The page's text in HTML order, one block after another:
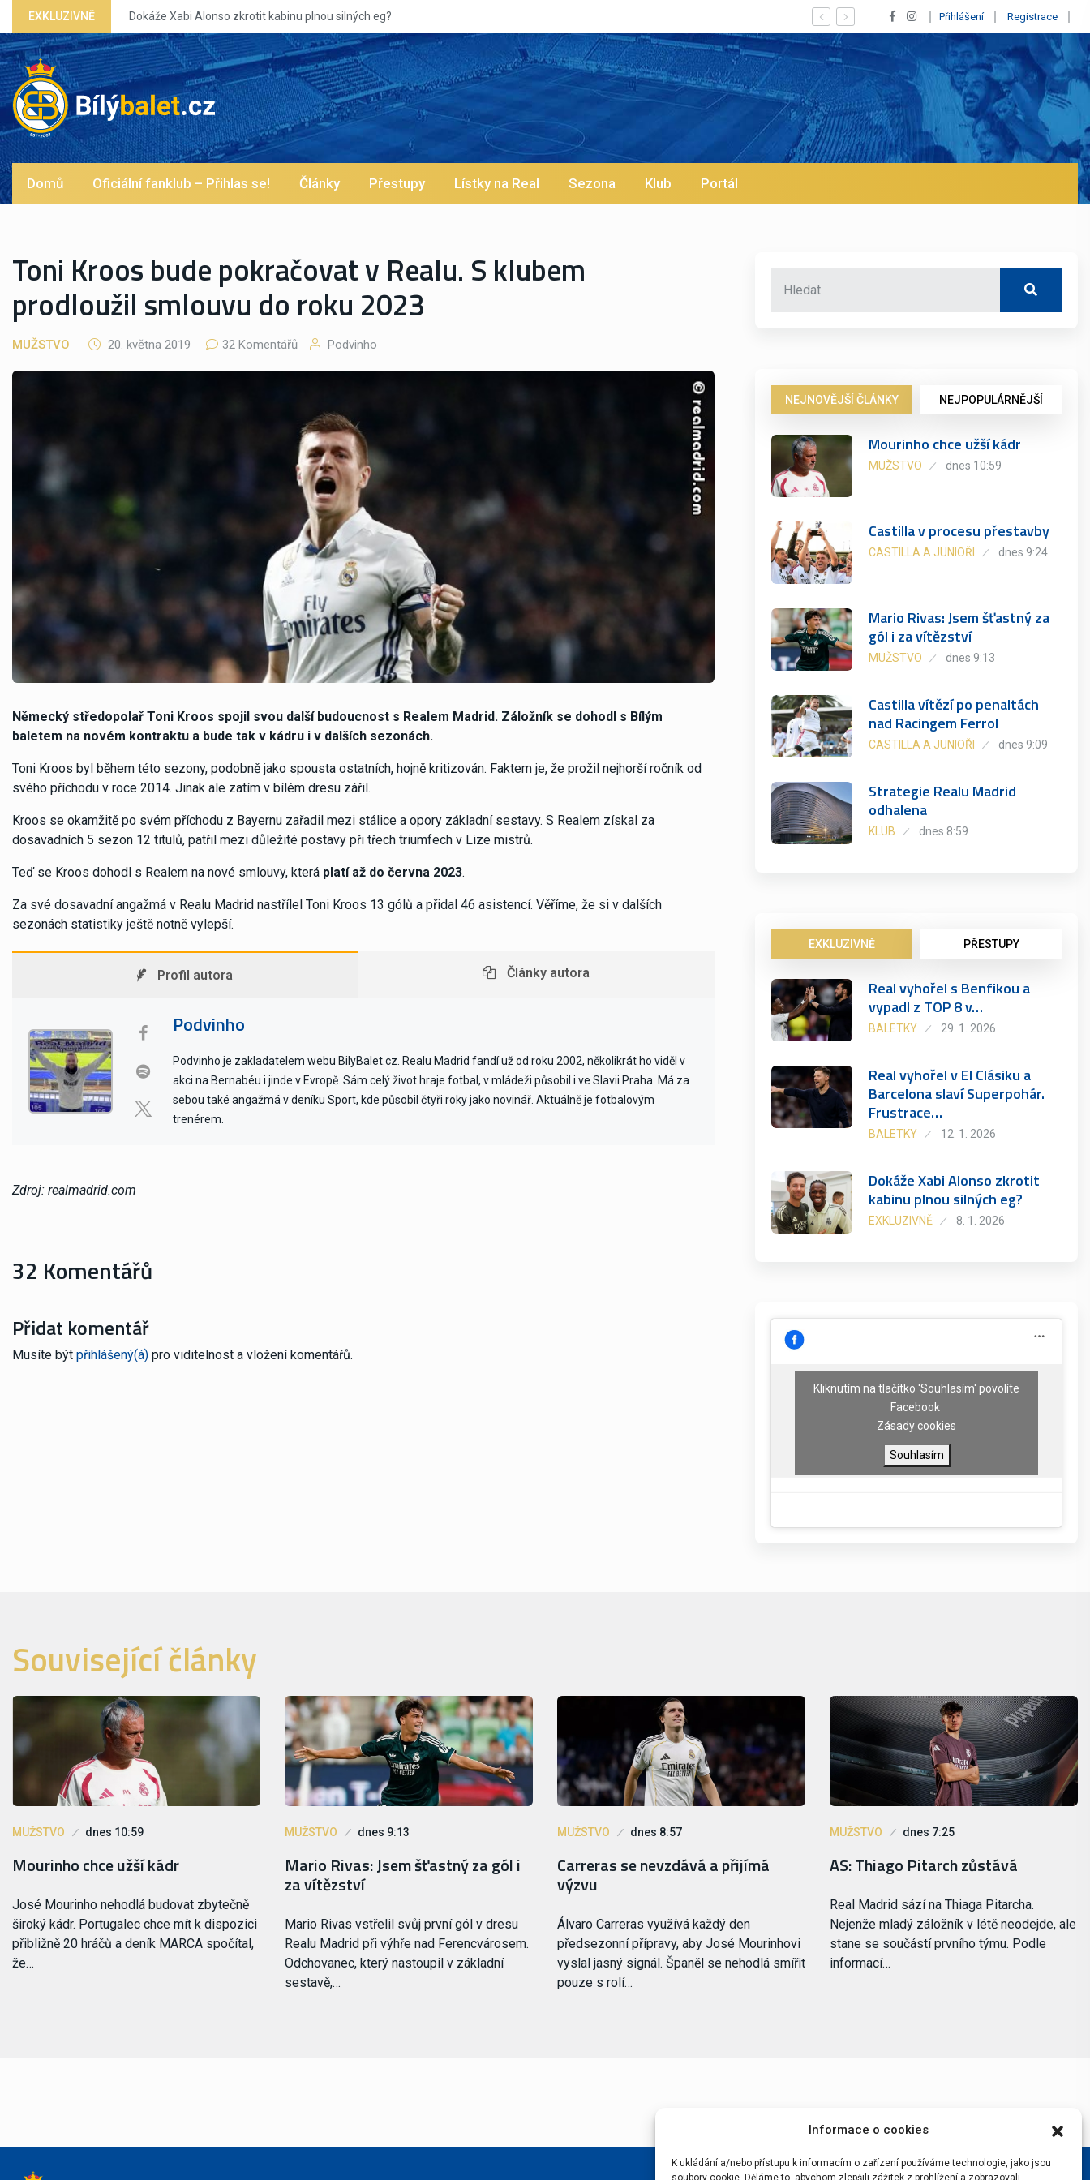
Informace o cookies
K ukládání a/nebo přístupu k informacím o zařízení používáme technologie, jako jsou
soubory cookie. Děláme to, abychom zlepšili zážitek z prohlížení a zobrazovali
EXKLUZIVNĚ
Dokáže Xabi Alonso zkrotit kabinu plnou silných eg? Vypískaný Vinícius! Blíží se jeho odchod z Realu a pustí se klub na
Přihlášení Registrace
Domů Oficiální fanklub – Přihlas se! Články Přestupy Lístky na Real Sezona Klub Portál
Toni Kroos bude pokračovat v Realu. S klubem
prodloužil smlouvu do roku 2023
MUŽSTVO 20. května 2019 32 Komentářů Podvinho
Německý středopolař Toni Kroos spojil svou další budoucnost s Realem Madrid. Záložník se dohodl s Bílým
baletem na novém kontraktu a bude tak v kádru i v dalších sezonách.
Toni Kroos byl během této sezony, podobně jako spousta ostatních, hojně kritizován. Faktem je, že prožil nejhorší ročník od
svého příchodu v roce 2014. Jinak ale zatím v bílém dresu zářil.
Kroos se okamžitě po svém příchodu z Bayernu zařadil mezi stálice a opory základní sestavy. S Realem získal za
dosavadních 5 sezon 12 titulů, patřil mezi důležité postavy při třech triumfech v Lize mistrů.
Teď se Kroos dohodl s Realem na nové smlouvy, která platí až do června 2023.
Za své dosavadní angažmá v Realu Madrid nastřílel Toni Kroos 13 gólů a přidal 46 asistencí. Věříme, že si v dalších
sezonách statistiky ještě notně vylepší.
Profil autora Články autora
Podvinho
Podvinho je zakladatelem webu BilyBalet.cz. Realu Madrid fandí už od roku 2002, několikrát ho viděl v
akci na Bernabéu i jinde v Evropě. Sám celý život hraje fotbal, v mládeži působil i ve Slavii Praha. Má za
sebou také angažmá v deníku Sport, kde působil čtyři roky jako novinář. Aktuálně je fotbalovým
trenérem.
Zdroj: realmadrid.com
32 Komentářů
Přidat komentář
Musíte být přihlášený(á) pro viditelnost a vložení komentářů.
NEJNOVĚJŠÍ ČLÁNKY NEJPOPULÁRNĚJŠÍ
Mourinho chce užší kádr
MUŽSTVO dnes 10:59
Castilla v procesu přestavby
CASTILLA A JUNIOŘI dnes 9:24
Mario Rivas: Jsem šťastný za
gól i za vítězství
MUŽSTVO dnes 9:13
Castilla vítězí po penaltách
nad Racingem Ferrol
CASTILLA A JUNIOŘI dnes 9:09
Strategie Realu Madrid
odhalena
KLUB dnes 8:59
EXKLUZIVNĚ PŘESTUPY
Real vyhořel s Benfikou a
vypadl z TOP 8 v…
BALETKY 29. 1. 2026
Real vyhořel v El Clásiku a
Barcelona slaví Superpohár.
Frustrace…
BALETKY 12. 1. 2026
Dokáže Xabi Alonso zkrotit
kabinu plnou silných eg?
EXKLUZIVNĚ 8. 1. 2026
Kliknutím na tlačítko 'Souhlasím' povolíte
Facebook
Zásady cookies
Souhlasím
Související články
MUŽSTVO dnes 10:59
Mourinho chce užší kádr
José Mourinho nehodlá budovat zbytečně
široký kádr. Portugalec chce mít k dispozici
přibližně 20 hráčů a deník MARCA spočítal,
že…
MUŽSTVO dnes 9:13
Mario Rivas: Jsem šťastný za gól i
za vítězství
Mario Rivas vstřelil svůj první gól v dresu
Realu Madrid při výhře nad Ferencvárosem.
Odchovanec, který nastoupil v základní
sestavě,…
MUŽSTVO dnes 8:57
Carreras se nevzdává a přijímá
výzvu
Álvaro Carreras využívá každý den
předsezonní přípravy, aby José Mourinhovi
vyslal jasný signál. Španěl se nehodlá smířit
pouze s rolí…
MUŽSTVO dnes 7:25
AS: Thiago Pitarch zůstává
Real Madrid sází na Thiaga Pitarcha.
Nejenže mladý záložník v létě neodejde, ale
stane se součástí prvního týmu. Podle
informací…